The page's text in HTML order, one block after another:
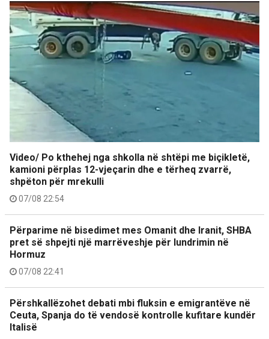
Video/ Po kthehej nga shkolla në shtëpi me biçikletë,
kamioni përplas 12-vjeçarin dhe e tërheq zvarrë,
shpëton për mrekulli
07/08 22:54
Përparime në bisedimet mes Omanit dhe Iranit, SHBA
pret së shpejti një marrëveshje për lundrimin në
Hormuz
07/08 22:41
Përshkallëzohet debati mbi fluksin e emigrantëve në
Ceuta, Spanja do të vendosë kontrolle kufitare kundër
Italisë